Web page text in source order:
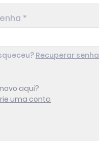
*
Recuperar senha
aqui?
uma conta